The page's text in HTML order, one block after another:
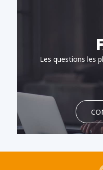
Les questions les